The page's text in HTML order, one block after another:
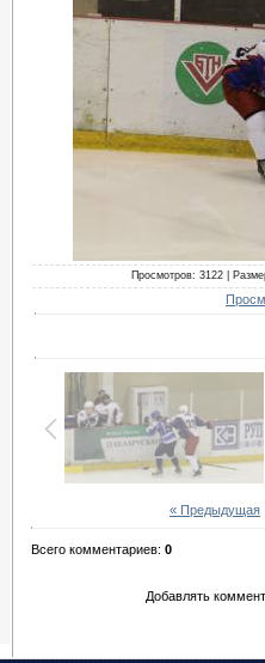
Просмотров: 3122 |
« Предыдущая
Всего комментариев: 0
Добавлять